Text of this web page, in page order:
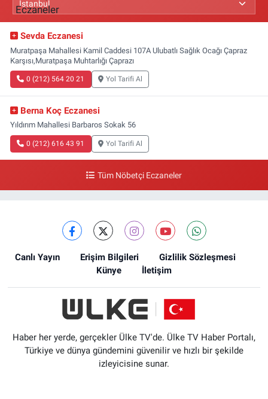
Sevda Eczanesi
Muratpaşa Mahallesi Kamil Caddesi 107A Ulubatlı Sağlık Ocağı Çapraz
Karşısı,Muratpaşa Muhtarlığı Çaprazı
0 (212) 564 20 21 Yol Tarifi Al
Berna Koç Eczanesi
Yıldırım Mahallesi Barbaros Sokak 56
0 (212) 616 43 91 Yol Tarifi Al
Tüm Nöbetçi Eczaneler
Canlı Yayın Erişim Bilgileri
Gizlilik Sözleşmesi
Künye
İletişim
Haber her yerde, gerçekler Ülke TV'de. Ülke TV Haber Portalı,
Türkiye ve dünya gündemini güvenilir ve hızlı bir şekilde
izleyicisine sunar.